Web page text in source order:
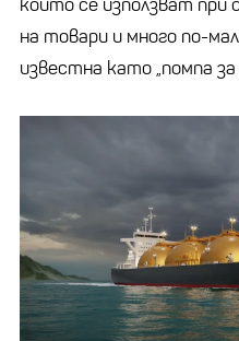
които се използват при
на товари и много по-
известна като „помпа за